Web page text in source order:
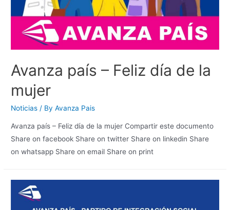
Avanza país – Feliz día de la
mujer
Noticias / ByAvanza Pais
Avanza país – Feliz día de la mujer Compartir este documento
Share on facebook Share on twitter Share on linkedin Share
on whatsapp Share on email Share on print